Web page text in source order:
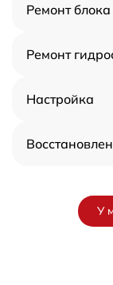
Ремонт
Ремонт
Настройка
У